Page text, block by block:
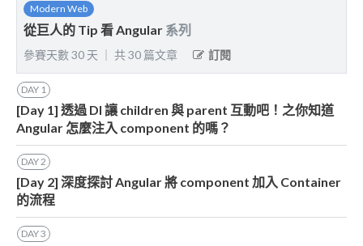
Modern Web
從巨人的 Tip 看 Angular 系列
參賽天數30 天 共30 篇文章 訂閱
DAY 1
[Day 1] 透過 DI 讓 children 與 parent 互動吧！之你知道
Angular 怎麼注入 component 的嗎？
DAY2
[Day 2] 深度探討 Angular 將 component 加入 Container
的流程
DAY3